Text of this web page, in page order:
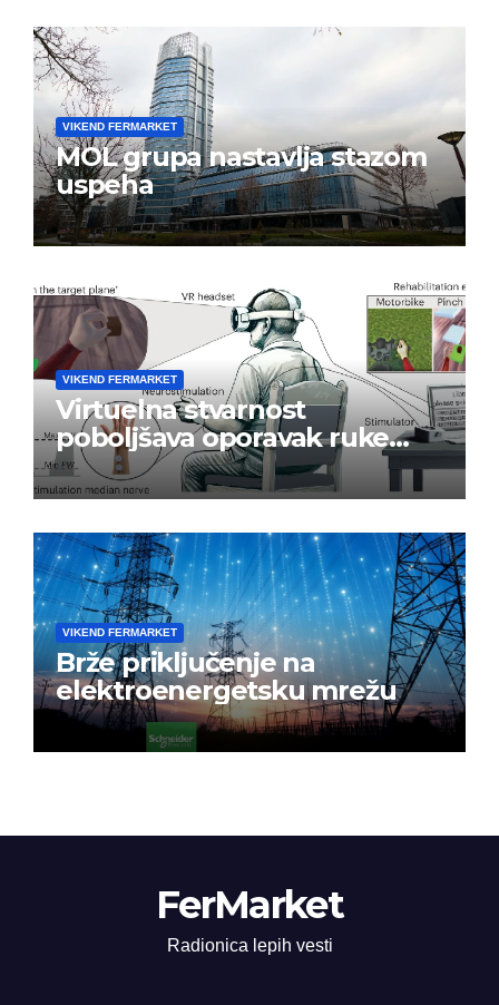
VIKEND FERMARKET
MOL grupa nastavlja stazom
uspeha
VIKEND FERMARKET
Virtuelna stvarnost
poboljšava oporavak ruke
nakon moždanog udara
VIKEND FERMARKET
Brže priključenje na
elektroenergetsku mrežu
FerMarket
Radionica lepih vesti